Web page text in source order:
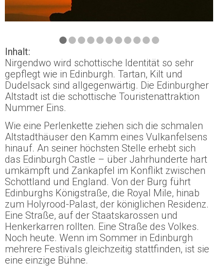
Inhalt:
Nirgendwo wird schottische Identität so sehr
gepflegt wie in Edinburgh. Tartan, Kilt und
Dudelsack sind allgegenwärtig. Die Edinburgher
Altstadt ist die schottische Touristenattraktion
Nummer Eins.
Wie eine Perlenkette ziehen sich die schmalen
Altstadthäuser den Kamm eines Vulkanfelsens
hinauf. An seiner höchsten Stelle erhebt sich
das Edinburgh Castle – über Jahrhunderte hart
umkämpft und Zankapfel im Konflikt zwischen
Schottland und England. Von der Burg führt
Edinburghs Königstraße, die Royal Mile, hinab
zum Holyrood-Palast, der königlichen Residenz.
Eine Straße, auf der Staatskarossen und
Henkerkarren rollten. Eine Straße des Volkes.
Noch heute. Wenn im Sommer in Edinburgh
mehrere Festivals gleichzeitig stattfinden, ist sie
eine einzige Bühne.